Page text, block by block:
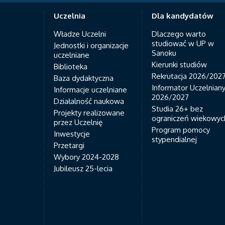
Uczelnia
Władze Uczelni
Jednostki i organizacje
uczelniane
Biblioteka
Baza dydaktyczna
Informacje uczelniane
Działalność naukowa
Projekty realizowane
przez Uczelnię
Inwestycje
Przetargi
Wybory 2024-2028
Jubileusz 25-lecia
Dla kandydatów
Dlaczego warto
studiować w UP w
Sanoku
Kierunki studiów
Rekrutacja 2026/2027
Informator Uczelniany
2026/2027
Studia 26+ bez
ograniczeń
Program pomocy
stypendialnej